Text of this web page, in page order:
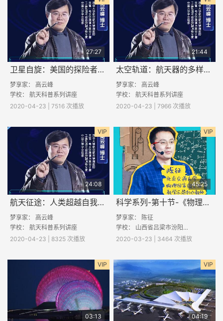
27:27
卫星自旋：美国的探险者1号为何失败？
梦享家： 高云峰
学校： 航天科普系列讲座
2020-04-23 | 7516 次播放
21:44
太空轨道：航天器的多样人生
梦享家： 高云峰
学校： 航天科普系列讲座
2020-04-23 | 7966 次播放
VIP
24:08
航天征途：人类超越自我的梦想
梦享家： 高云峰
学校： 航天科普系列讲座
2020-04-23 | 8325 次播放
VIP
45:25
科学系列-第十节-《物理小实验》
梦享家： 陈征
学校： 山西省吕梁市汾阳市栗家庄乡南垣村寨小学
2020-03-23 | 3464 次播放
VIP
03:13
VIP
04:19